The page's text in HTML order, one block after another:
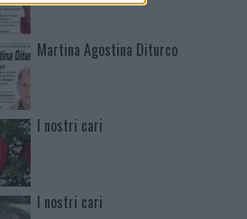
Martina Agostina Diturco
I nostri cari
I nostri cari